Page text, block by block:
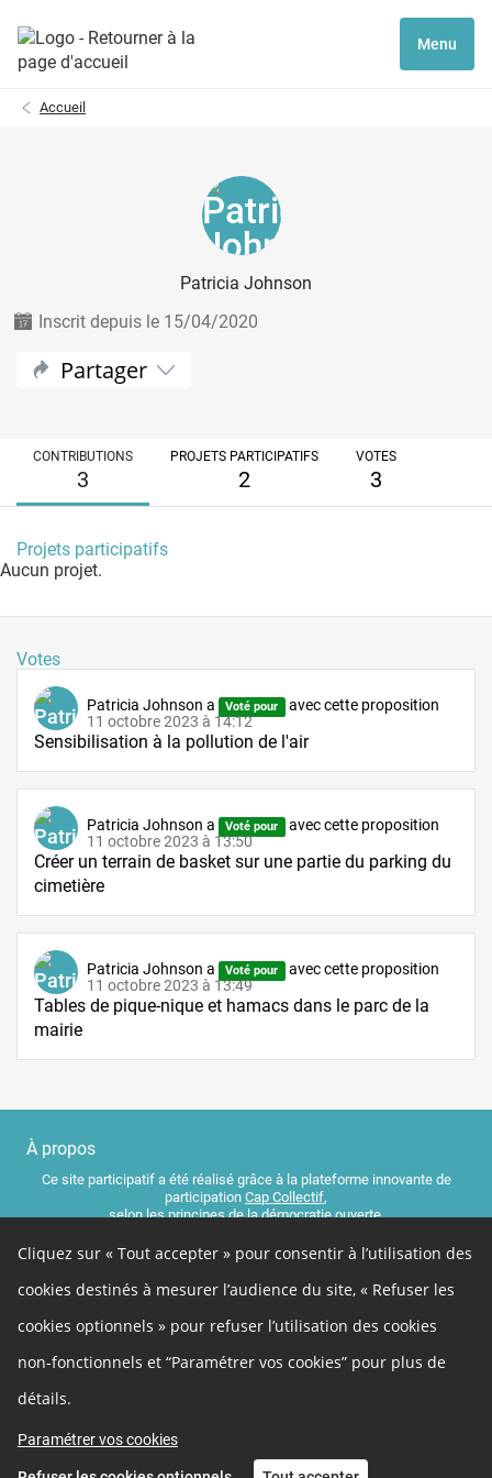
Menu
Accueil
Patricia Johnson
Inscrit depuis le 15/04/2020
Partager
CONTRIBUTIONS
3
PROJETS PARTICIPATIFS
2
VOTES
3
Projets participatifs
Aucun projet.
Votes
Patricia Johnson a Voté pour
avec cette proposition
11 octobre 2023 à 14:12
Sensibilisation à la pollution de l'air
Patricia Johnson a Voté pour
avec cette proposition
11 octobre 2023 à 13:50
Créer un terrain de basket sur une partie du parking du
cimetière
Patricia Johnson a Voté pour
avec cette proposition
11 octobre 2023 à 13:49
Tables de pique-nique et hamacs dans le parc de la
mairie
Cliquez sur « Tout accepter » pour consentir à l’utilisation des
cookies destinés à mesurer l’audience du site, « Refuser les
cookies optionnels » pour refuser l’utilisation des cookies
non-fonctionnels et “Paramétrer vos cookies” pour plus de
détails.
Paramétrer vos cookies
À propos
Ce site participatif a été réalisé grâce à la plateforme innovante de
participation Cap Collectif,
selon les principes de ladémocratie ouverte.
Facebook Twitter
Autres liens
Cookies
Gestion des cookies
Politique de confidentialité
Mentions légales
Besoin d'aide ?
Contact